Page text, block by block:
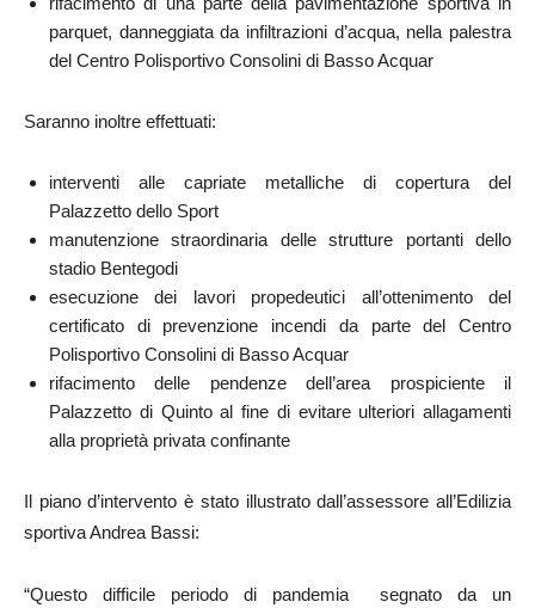
parquet, danneggiata da infiltrazioni d’acqua, nella palestra
del Centro Polisportivo Consolini di Basso Acquar
Saranno inoltre effettuati:
interventi alle capriate metalliche di copertura del
Palazzetto dello Sport
manutenzione straordinaria delle strutture portanti dello
stadio Bentegodi
esecuzione dei lavori propedeutici all’ottenimento del
certificato di prevenzione incendi da parte del Centro
Polisportivo Consolini di Basso Acquar
rifacimento delle pendenze dell’area prospiciente il
Palazzetto di Quinto al fine di evitare ulteriori allagamenti
alla proprietà privata confinante
Il piano d’intervento è stato illustrato dall’assessore all’Edilizia
sportiva Andrea Bassi:
“Questo difficile periodo di pandemia segnato da un